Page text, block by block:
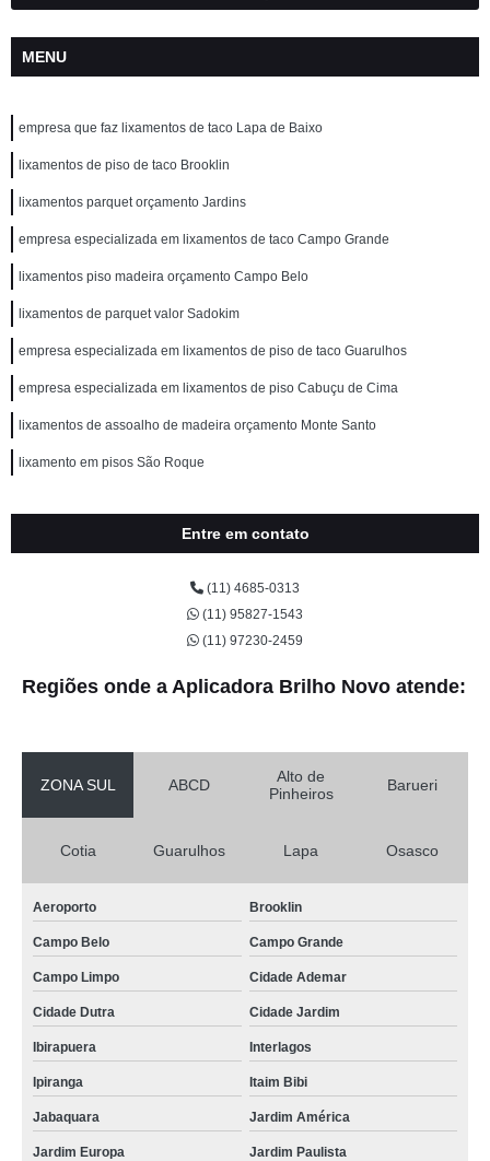
MENU
empresa que faz lixamentos de taco Lapa de Baixo
lixamentos de piso de taco Brooklin
lixamentos parquet orçamento Jardins
empresa especializada em lixamentos de taco Campo Grande
lixamentos piso madeira orçamento Campo Belo
lixamentos de parquet valor Sadokim
empresa especializada em lixamentos de piso de taco Guarulhos
empresa especializada em lixamentos de piso Cabuçu de Cima
lixamentos de assoalho de madeira orçamento Monte Santo
lixamento em pisos São Roque
Entre em contato
(11) 4685-0313
(11) 95827-1543
(11) 97230-2459
Regiões onde a Aplicadora Brilho Novo atende:
ZONA SUL ABCD
Alto de
Pinheiros
Barueri
Cotia Guarulhos Lapa Osasco
Aeroporto Brooklin
Campo Belo Campo Grande
Campo Limpo Cidade Ademar
Cidade Dutra Cidade Jardim
Ibirapuera Interlagos
Ipiranga Itaim Bibi
Jabaquara Jardim América
Jardim Europa Jardim Paulista